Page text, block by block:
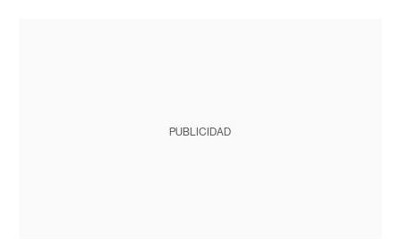
PUBLICIDAD